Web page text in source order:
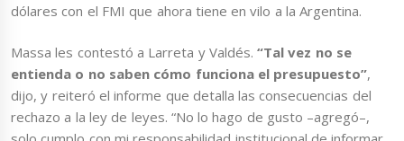
dólares con el FMI que ahora tiene en vilo a la Argentina.
Massa les contestó a Larreta y Valdés.“Tal vez no se
entienda o no saben cómo funciona el presupuesto”,
dijo, y reiteró el informe que detalla las consecuencias del
rechazo a la ley de leyes. “No lo hago de gusto –agregó–,